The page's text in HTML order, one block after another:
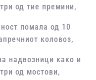
од тие премини,
помала од 10
коловоз,
надвозници како и
од мостови,